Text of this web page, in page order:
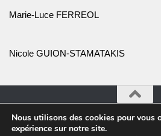
Marie-Luce FERREOL
Nicole GUION-STAMATAKIS
Association Promotion de l'Art et
Nous utilisons des cookies pour vous
expérience sur notre site.